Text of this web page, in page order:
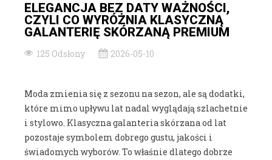
ELEGANCJA BEZ DATY WAŻNOŚCI,
CZYLI CO WYRÓŻNIA KLASYCZNĄ
GALANTERIĘ SKÓRZANĄ PREMIUM
125 Odsłony 2026-05-10
Moda zmienia się z sezonu na sezon, ale są dodatki,
które mimo upływu lat nadal wyglądają szlachetnie
i stylowo. Klasyczna galanteria skórzana od lat
pozostaje symbolem dobrego gustu, jakości i
świadomych wyborów. To właśnie dlatego dobrze